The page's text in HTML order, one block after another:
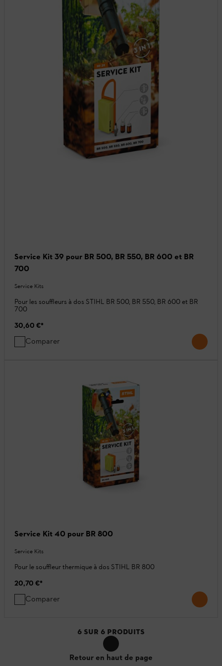
Service Kit 39 pour BR 500, BR 550, BR 600 et BR
700
Service Kits
Pour les souffleurs à dos STIHL BR 500, BR 550, BR 600 et BR
700
30,60 €*
Comparer
Service Kit 40 pour BR 800
Service Kits
Pour le souffleur thermique à dos STIHL BR 800
20,70 €*
Comparer
6 SUR 6 PRODUITS
Retour en haut de page